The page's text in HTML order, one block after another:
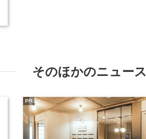
そのほかのニュース
PR